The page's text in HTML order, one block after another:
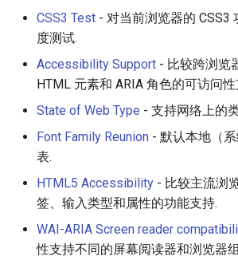
Funny Markov Chains
Bioinformatics
Steam
Site Reliability Engineering
Empathy in Engineering
CSS3 Test - 对当前浏览器的 CSS3
度测试.
Accessibility Support - 比较跨浏览
HTML 元素和 ARIA 角色的可访问性
State of Web Type - 支持网络上的
Font Family Reunion - 默认本地（
表.
HTML5 Accessibility - 比较主流浏
签、输入类型和属性的功能支持.
WAI-ARIA Screen reader
性支持不同的屏幕阅读器和浏览器